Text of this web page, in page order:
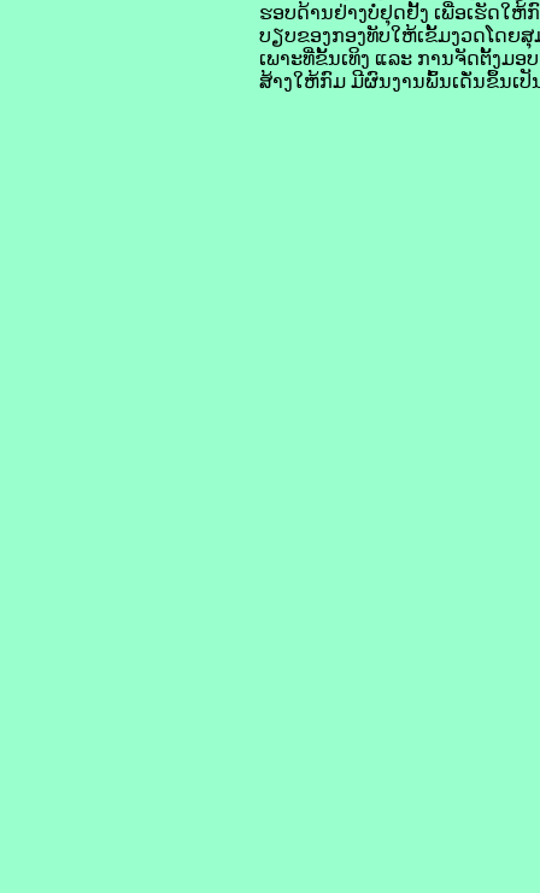
ຮອບດ້ານຢ່າງບໍ່ຢຸດຢັ້ງ ເພື່ອເຮັດໃ
ບຽບຂອງກອງທັບໃຫ້ເຂັ້ມງວດໂດຍ
ເພາະທີ່ຂັ້ນເທິງ ແລະ ການຈັດຕັ້ງມ
ສ້າງໃຫ້ກົມ ມີຜົນງານພົ້ນເດັ່ນຂຶ້ນເປັ